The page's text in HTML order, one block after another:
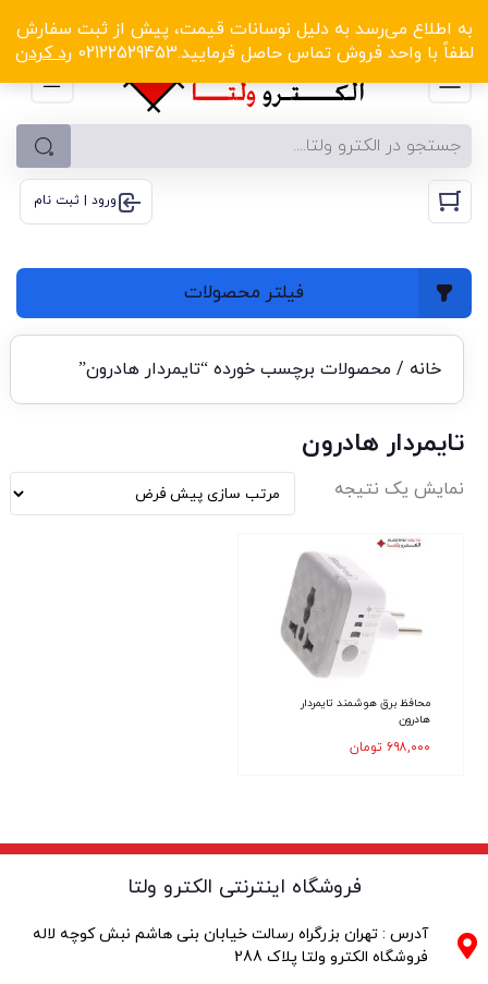
به اطلاع می‌رسد به دلیل نوسانات قیمت، پیش از ثبت سفارش
لطفاً با واحد فروش تماس حاصل فرمایید.02122529453
رد کردن
الکترو ولتا با تخفیف‌های شگفت‌انگیز! کلیک کنید
ورود | ثبت نام
فیلتر محصولات
خانه / محصولات برچسب خورده “تایمردار هادرون”
تایمردار هادرون
نمایش یک نتیجه
محافظ برق هوشمند تایمردار
هادرون
۶۹۸,۰۰۰ تومان
فروشگاه اینترنتی الکترو ولتا
آدرس : تهران بزرگراه رسالت خیابان بنی هاشم نبش کوچه لاله
فروشگاه الکترو ولتا پلاک 288